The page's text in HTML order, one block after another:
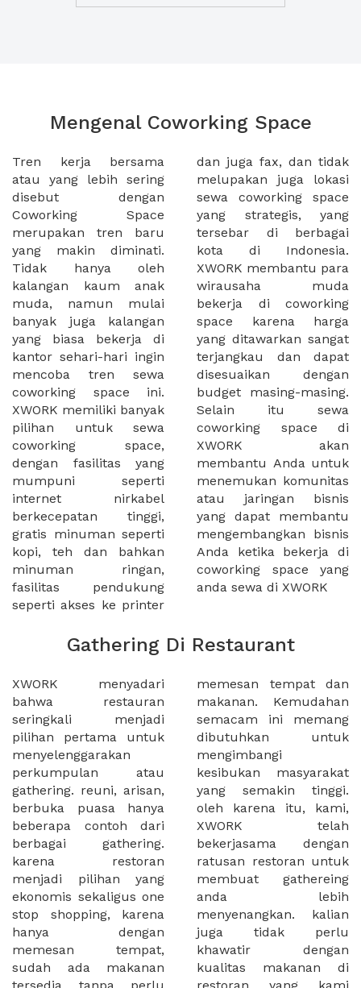
Mengenal Coworking Space
Tren kerja bersama
atau yang lebih sering
disebut dengan
Coworking Space
merupakan tren baru
yang makin diminati.
Tidak hanya oleh
kalangan kaum anak
muda, namun mulai
banyak juga kalangan
yang biasa bekerja di
kantor sehari-hari ingin
mencoba tren sewa
coworking space ini.
XWORK memiliki banyak
pilihan untuk sewa
coworking space,
dengan fasilitas yang
mumpuni seperti
internet nirkabel
berkecepatan tinggi,
gratis minuman seperti
kopi, teh dan bahkan
minuman ringan,
fasilitas pendukung
seperti akses ke printer
dan juga fax, dan tidak
melupakan juga lokasi
sewa coworking space
yang strategis, yang
tersebar di berbagai
kota di Indonesia.
XWORK membantu para
wirausaha muda
bekerja di coworking
space karena harga
yang ditawarkan sangat
terjangkau dan dapat
disesuaikan dengan
budget masing-masing.
Selain itu sewa
coworking space di
XWORK akan
membantu Anda untuk
menemukan komunitas
atau jaringan bisnis
yang dapat membantu
mengembangkan bisnis
Anda ketika bekerja di
coworking space yang
anda sewa di XWORK
Gathering Di Restaurant
XWORK menyadari
bahwa restauran
seringkali menjadi
pilihan pertama untuk
menyelenggarakan
perkumpulan atau
gathering. reuni, arisan,
berbuka puasa hanya
beberapa contoh dari
berbagai gathering.
karena restoran
menjadi pilihan yang
ekonomis sekaligus one
stop shopping, karena
hanya dengan
memesan tempat,
sudah ada makanan
memesan tempat dan
makanan. Kemudahan
semacam ini memang
dibutuhkan untuk
mengimbangi
kesibukan masyarakat
yang semakin tinggi.
oleh karena itu, kami,
XWORK telah
bekerjasama dengan
ratusan restoran untuk
membuat gathereing
anda lebih
menyenangkan. kalian
juga tidak perlu
khawatir dengan
kualitas makanan di